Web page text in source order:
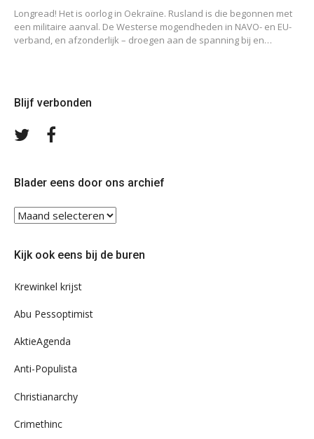
Longread! Het is oorlog in Oekraïne. Rusland is die begonnen met
een militaire aanval. De Westerse mogendheden in NAVO- en EU-
verband, en afzonderlijk – droegen aan de spanning bij en…
Blijf verbonden
Volg
Blader eens door ons archief
Blader
eens
ons
Kijk ook eens bij de buren
Krewinkel krijst
Abu Pessoptimist
AktieAgenda
Anti-Populista
Christianarchy
Crimethinc